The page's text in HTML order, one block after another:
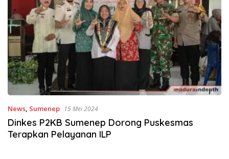
News, Sumenep 15 Mei 2024
Dinkes P2KB Sumenep Dorong Puskesmas
Terapkan Pelayanan ILP